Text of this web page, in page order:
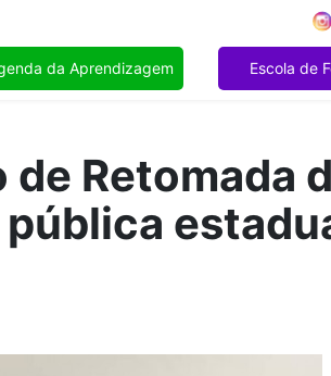
da Aprendizagem Escola de
Retomada